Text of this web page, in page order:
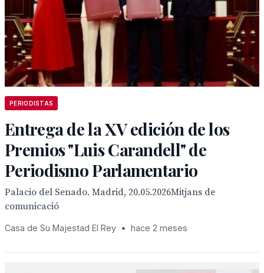
PERIODISTAS
Entrega de la XV edición de los
Premios "Luis Carandell" de
Periodismo Parlamentario
Palacio del Senado. Madrid, 20.05.2026Mitjans de
comunicació
Casa de Su Majestad El Rey • hace 2 meses